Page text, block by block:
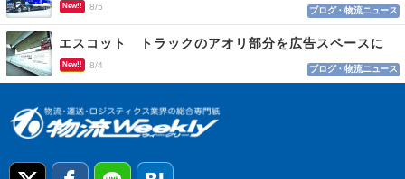
New!! 8/5 ブログ・物流ニュース
エスコット トラックのアオリ部分を広告スペースに
New!! 8/4 ブログ・物流ニュース